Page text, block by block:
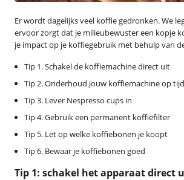
Er wordt dagelijks veel koffie gedronken. We
ervoor zorgt dat je milieubewuster een kopje
je impact op je koffiegebruik met behulp van
Tip 1. Schakel de koffiemachine direct uit
Tip 2. Onderhoud jouw koffiemachine op tijd
Tip 3. Lever Nespresso cups in
Tip 4. Gebruik een permanent koffiefilter
Tip 5. Let op welke koffiebonen je koopt
Tip 6. Bewaar je koffiebonen goed
Tip 1: schakel het apparaat direct